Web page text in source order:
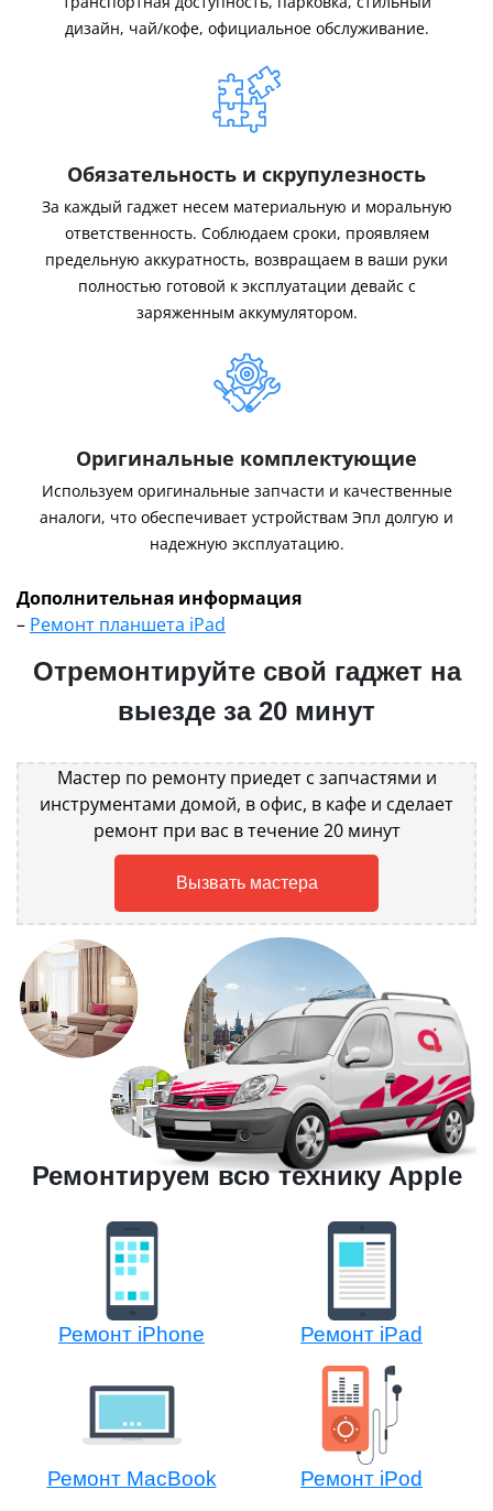
дизайн, чай/кофе, официальное обслуживание.
Обязательность и скрупулезность
За каждый гаджет несем материальную и моральную
ответственность. Соблюдаем сроки, проявляем
предельную аккуратность, возвращаем в ваши руки
полностью готовой к эксплуатации девайс с
заряженным аккумулятором.
Оригинальные комплектующие
Используем оригинальные запчасти и качественные
аналоги, что обеспечивает устройствам Эпл долгую и
надежную эксплуатацию.
Дополнительная информация
– Ремонт планшета iPad
Отремонтируйте свой гаджет на
выезде за 20 минут
Мастер по ремонту приедет с запчастями и
инструментами домой, в офис, в кафе и сделает
ремонт при вас в течение 20 минут
Вызвать мастера
Ремонтируем всю технику Apple
Ремонт iPhone Ремонт iPad
Ремонт MacBook Ремонт iPod